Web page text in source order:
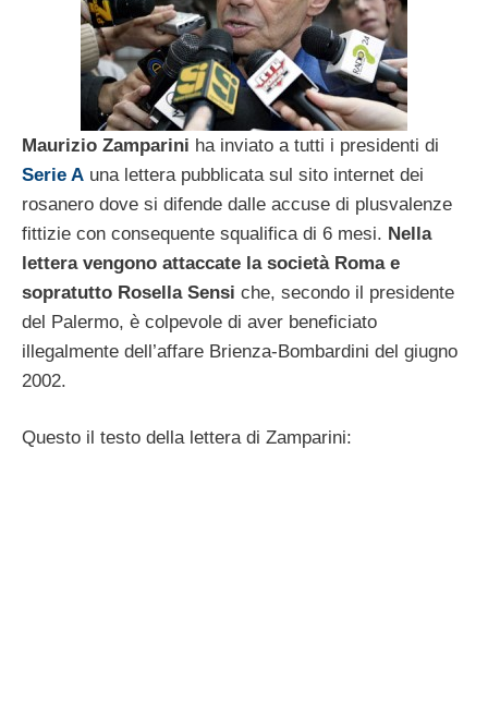
Maurizio Zamparini ha inviato a tutti i presidenti di
Serie A una lettera pubblicata sul sito internet dei
rosanero dove si difende dalle accuse di plusvalenze
fittizie con consequente squalifica di 6 mesi. Nella
lettera vengono attaccate la società Roma e
sopratutto Rosella Sensi che, secondo il presidente
del Palermo, è colpevole di aver beneficiato
illegalmente dell’affare Brienza-Bombardini del giugno
2002.
Questo il testo della lettera di Zamparini: